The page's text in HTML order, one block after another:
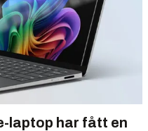
laptop har fått en